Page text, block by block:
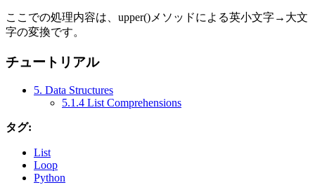
ここでの処理内容は、upper()メソッドによる英小文字→大文
字の変換です。
チュートリアル
5. Data Structures
5.1.4 List Comprehensions
タグ:
List
Loop
Python